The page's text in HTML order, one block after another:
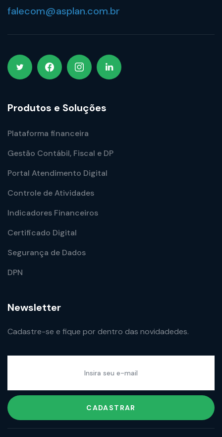
falecom@asplan.com.br
Produtos e Soluções
Plataforma financeira
Gestão Contábil, Fiscal e DP
Portal Atendimento Digital
Controle de Atividades
Indicadores Financeiros
Certificado Digital
Segurança de Dados
DPN
Newsletter
Cadastre-se e fique por dentro das novidadedes.
CADASTRAR